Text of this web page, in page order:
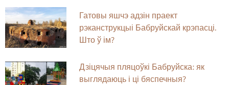
Гатовы яшчэ адзін праект
рэканструкцыі Бабруйскай крэпасці.
Што ў ім?
Дзіцячыя пляцоўкі Бабруйска: як
выглядаюць і ці бяспечныя?